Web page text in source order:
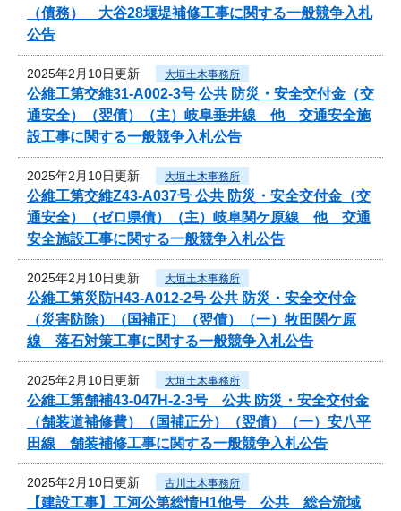
（債務） 大谷28堰堤補修工事に関する一般競争入札
公告
2025年2月10日更新 大垣土木事務所
公維工第交維31-A002-3号 公共 防災・安全交付金（交
通安全）（翌債）（主）岐阜垂井線 他 交通安全施
設工事に関する一般競争入札公告
2025年2月10日更新 大垣土木事務所
公維工第交維Z43-A037号 公共 防災・安全交付金（交
通安全）（ゼロ県債）（主）岐阜関ケ原線 他 交通
安全施設工事に関する一般競争入札公告
2025年2月10日更新 大垣土木事務所
公維工第災防H43-A012-2号 公共 防災・安全交付金
（災害防除）（国補正）（翌債）（一）牧田関ケ原
線 落石対策工事に関する一般競争入札公告
2025年2月10日更新 大垣土木事務所
公維工第舗補43-047H-2-3号 公共 防災・安全交付金
（舗装道補修費）（国補正分）（翌債）（一）安八平
田線 舗装補修工事に関する一般競争入札公告
2025年2月10日更新 古川土木事務所
【建設工事】工河公第総情H1他号 公共 総合流域